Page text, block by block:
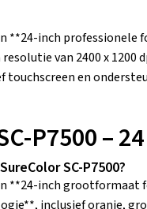
**24-inch
van 2400 x
en
P7500 –
SC-P7500?
**24-inch
inclusief oranje,